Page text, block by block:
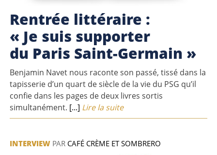
Rentrée littéraire :
« Je suis supporter
du Paris Saint-Germain »
Benjamin Navet nous raconte son passé, tissé dans la
tapisserie d’un quart de siècle de la vie du PSG qu’il
confie dans les pages de deux livres sortis
simultanément. [...] Lire la suite
INTERVIEW PAR CAFÉ CRÈME ET SOMBRERO